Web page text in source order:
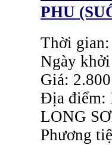
PHU
Thời gian:
Ngày
Giá:
Địa điểm:
LONG
Phương